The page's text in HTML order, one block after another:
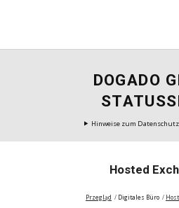
DOGADO
Hinweise zum
Hosted
Przegląd Digitales Büro